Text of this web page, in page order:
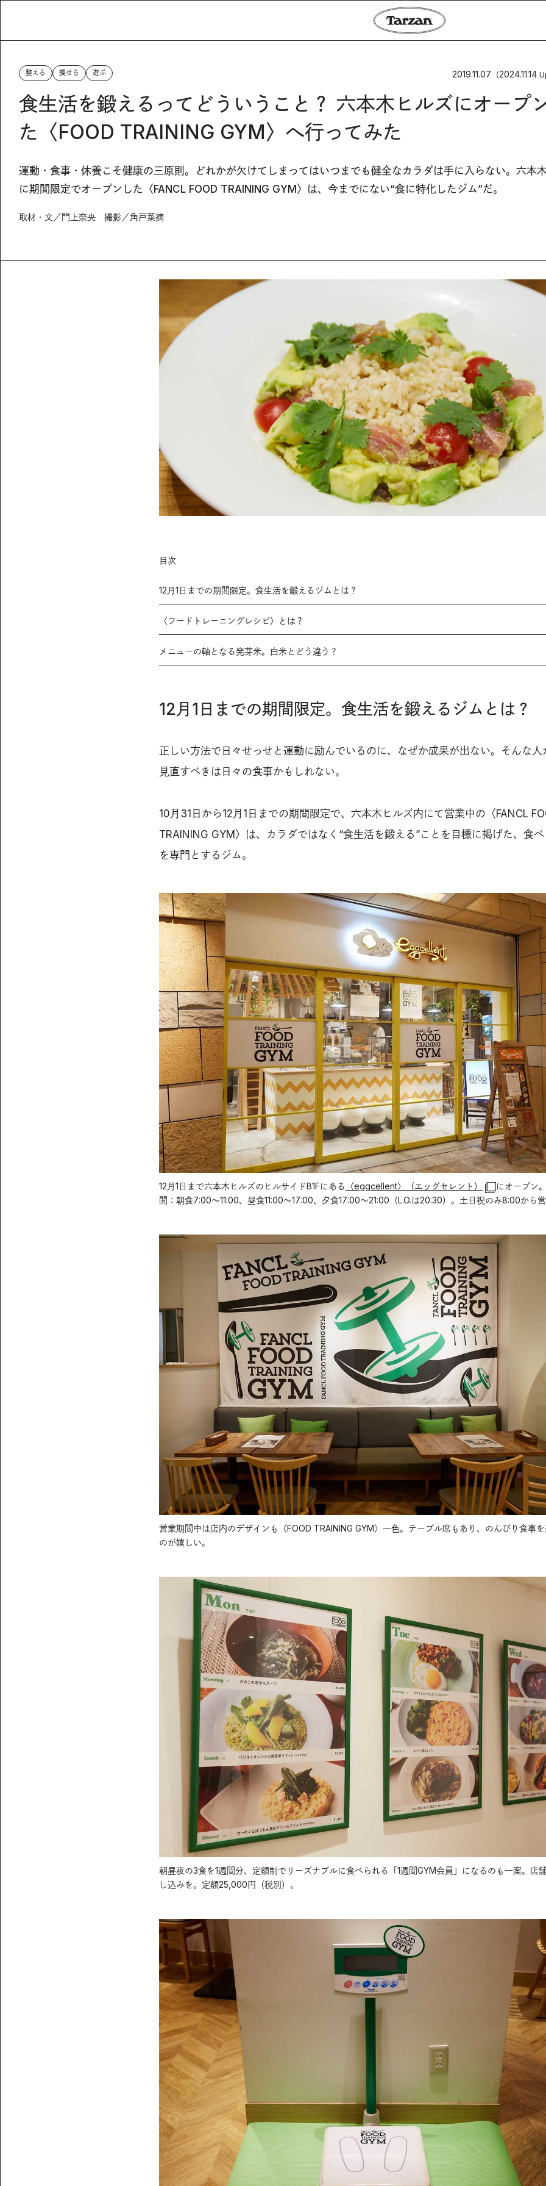
整える 痩せる 遊ぶ 2019.11.07 （2024.11.14
食生活を鍛えるってどういうこと？ 六本木ヒルズにオープ
た〈FOOD TRAINING GYM〉へ行ってみた
運動・食事・休養こそ健康の三原則。どれかが欠けてしまってはいつまでも健全なカラダは手に入らない。六本
に期間限定でオープンした〈FANCL FOOD TRAINING GYM〉は、今までにない“食に特化したジム”だ。
取材・文／門上奈央 撮影／角戸菜摘
目次
12月1日までの期間限定。食生活を鍛えるジムとは？
〈フードトレーニングレシピ〉とは？
メニューの軸となる発芽米。白米とどう違う？
12月1日までの期間限定。食生活を鍛えるジムとは？
正しい方法で日々せっせと運動に励んでいるのに、なぜか成果が出ない。そんな人
見直すべきは日々の食事かもしれない。
10月31日から12月1日までの期間限定で、六本木ヒルズ内にて営業中の〈FANCL
TRAINING GYM〉は、カラダではなく“食生活を鍛える”ことを目標に掲げた、食
を専門とするジム。
12月1日まで六本木ヒルズのヒルサイドB1Fにある 〈eggcellent〉（エッグセレント）
にオープン
間：朝食7:00～11:00、昼食11:00～17:00、夕食17:00～21:00（L.O.は20:30）。土日祝のみ8:00から
営業期間中は店内のデザインも〈FOOD TRAINING GYM〉一色。テーブル席もあり、のんびり食事
のが嬉しい。
朝昼夜の3食を1週間分、定額制でリーズナブルに食べられる「1週間GYM会員」になるのも一案。店
し込みを。定額25,000円（税別）。